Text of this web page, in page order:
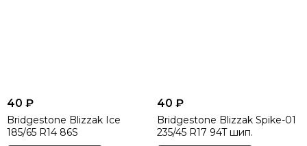
40 ₽
Bridgestone Blizzak Ice
185/65 R14 86S
40 ₽
Bridgestone Blizzak Spike-01
235/45 R17 94T шип.